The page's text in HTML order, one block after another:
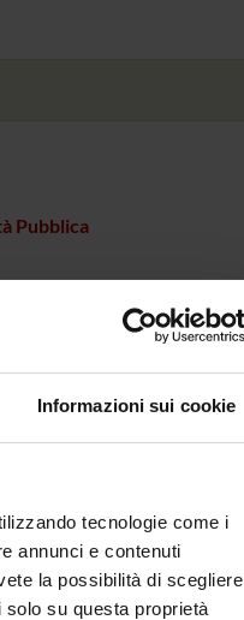
Informazioni sui cookie
tecnologie come i
annunci e contenuti
la possibilità di scegliere
su questa proprietà
Pubblica